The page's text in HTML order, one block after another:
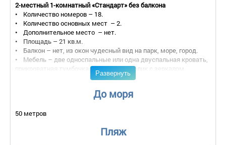
2-местный 1-комнатный «Стандарт» без балкона
• Количество номеров – 18.
• Количество основных мест – 2.
• Дополнительное место – нет.
• Площадь – 21 кв.м.
• Балкон – нет, из окон чудесный вид на парк, море, город.
• Мебель – две односпальные или одна двуспальная кровать,
прикроватная тумбочка, туалетный столик с зеркалом,
тумбочка под телевизор, шкаф.
• Санузел – умывальник с зеркалом, унитаз, душевая кабина,
Развернуть
До моря
50 метров
Пляж